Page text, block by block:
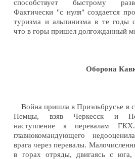
способствует быстрому
Фактически "с нуля" создается
туризма и альпинизма в те годы
что в горы пришел долгожданный
Оборона
Война пришла в Приэльбрусье в
Немцы, взяв Черкесск и
наступление к перевалам
главнокомандующего
врага через перевалы.
в горах отряды, двигаясь с юга,